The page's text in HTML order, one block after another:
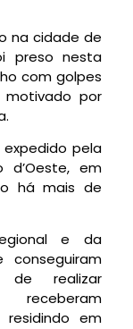
na cidade de
preso nesta
com golpes
por
pela
d’Oeste, em
há mais de
e da
conseguiram
de realizar
em